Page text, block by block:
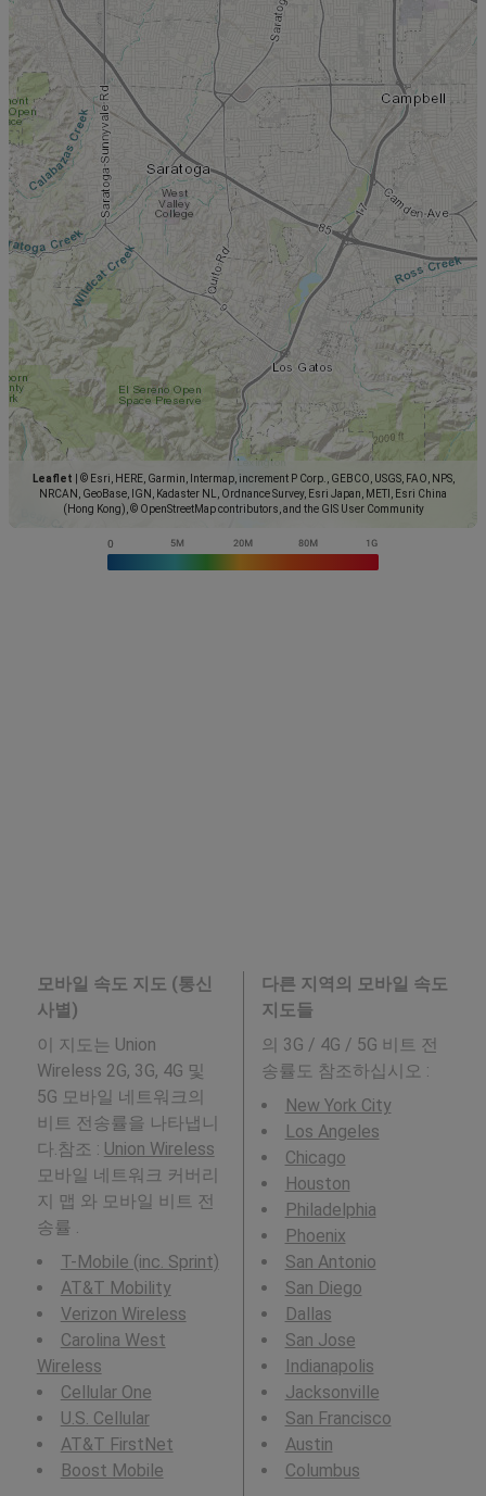
Leaflet
© Esri, HERE, Garmin, Intermap, increment P Corp., GEBCO, USGS, FAO, NPS,
NRCAN, GeoBase, IGN, Kadaster NL, Ordnance Survey, Esri Japan, METI, Esri China
(Hong Kong), © OpenStreetMap contributors, and the GIS User Community
모바일 속도 지도 (통신
사별)
이 지도는 Union
Wireless 2G, 3G, 4G 및
5G 모바일 네트워크의
비트 전송률을 나타냅니
다.참조 : Union Wireless
모바일 네트워크 커버리
지 맵 와 모바일 비트 전
송률 .
T-Mobile (inc. Sprint)
AT&T Mobility
Verizon Wireless
Carolina West
Wireless
Cellular One
U.S. Cellular
AT&T FirstNet
Boost Mobile
다른 지역의 모바일 속도
지도들
의 3G / 4G / 5G 비트 전
송률도 참조하십시오 :
New York City
Los Angeles
Chicago
Houston
Philadelphia
Phoenix
San Antonio
San Diego
Dallas
San Jose
Indianapolis
Jacksonville
San Francisco
Austin
Columbus